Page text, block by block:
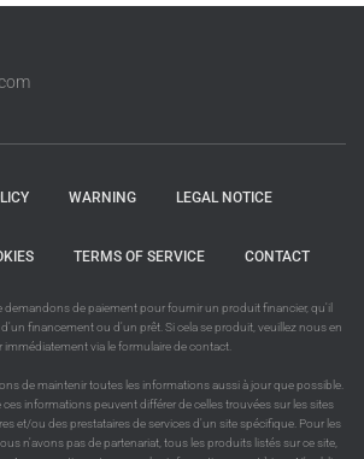
WARNING LEGAL NOTICE
TERMS OF SERVICE CONTACT
demandons de paiement pour fournir un produit financier, qu'il
financement ou d'un prêt. Si cela se produit, veuillez nous en
immédiatement via le formulaire de contact.
de maintenir toutes les informations aussi à jour que possible.
informations peuvent différer de celles trouvées sur les sites
et/ou des prestataires de services d'un site spécifique. Pour les
n'avons pas de partenariat, tous les produits listés sur ce site,